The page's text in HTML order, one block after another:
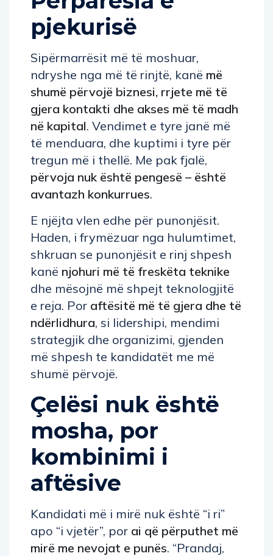
pjekurisë
Sipërmarrësit më të moshuar,
ndryshe nga më të rinjtë, kanë më
shumë përvojë biznesi, rrjete më të
gjera kontakti dhe akses më të madh
në kapital. Vendimet e tyre janë më
të menduara, dhe kuptimi i tyre për
tregun më i thellë. Me pak fjalë,
përvoja nuk është pengesë – është
avantazh konkurrues.
E njëjta vlen edhe për punonjësit.
Haden, i frymëzuar nga hulumtimet,
shkruan se punonjësit e rinj shpesh
kanë njohuri më të freskëta teknike
dhe mësojnë më shpejt teknologjitë
e reja. Por aftësitë më të gjera dhe të
ndërlidhura, si lidershipi, mendimi
strategjik dhe organizimi, gjenden
më shpesh te kandidatët me më
shumë përvojë.
Çelësi nuk është
mosha, por
kombinimi i
aftësive
Kandidati më i mirë nuk është “i ri”
apo “i vjetër”, por ai që përputhet më
mirë me nevojat e punës. “Prandaj,